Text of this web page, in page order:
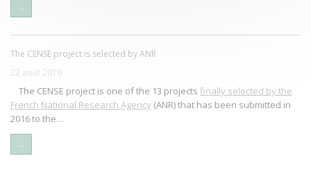
...
The CENSE project is selected by ANR
22 août 2016
The CENSE project is one of the 13 projects finally selected by the
French National Research Agency (ANR) that has been submitted in
2016 to the…
...